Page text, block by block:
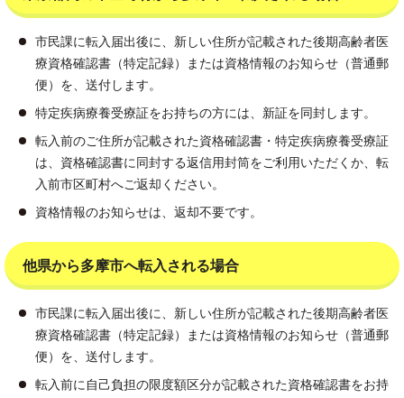
市民課に転入届出後に、新しい住所が記載された後期高齢者医
療資格確認書（特定記録）または資格情報のお知らせ（普通郵
便）を、送付します。
特定疾病療養受療証をお持ちの方には、新証を同封します。
転入前のご住所が記載された資格確認書・特定疾病療養受療証
は、資格確認書に同封する返信用封筒をご利用いただくか、転
入前市区町村へご返却ください。
資格情報のお知らせは、返却不要です。
他県から多摩市へ転入される場合
市民課に転入届出後に、新しい住所が記載された後期高齢者医
療資格確認書（特定記録）または資格情報のお知らせ（普通郵
便）を、送付します。
転入前に自己負担の限度額区分が記載された資格確認書をお持